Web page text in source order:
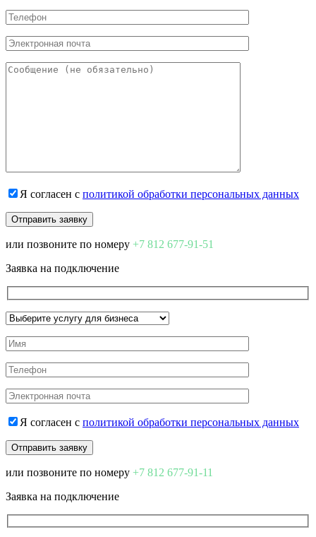
Я согласен с политикой обработки персональных данных
или позвоните по номеру +7 812 677-91-51
Заявка на подключение
Я согласен с политикой обработки персональных данных
или позвоните по номеру +7 812 677-91-11
Заявка на подключение